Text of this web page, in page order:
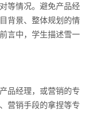
等情况。避免产品经
背景、整体规划的情
言中，学生描述雪一
品经理，或营销的专
营销手段的拿捏等专